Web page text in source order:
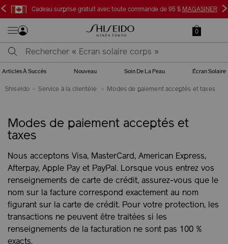
Cadeau surprise gratuit avec toute commande de 95 $ MAGASINER
< >
0
Articles À Succès Nouveau Soin De La Peau Écran Solaire
Shiseido Service à la clientèle Modes de paiement acceptés et taxes
Modes de paiement acceptés et
taxes
Nous acceptons Visa, MasterCard, American Express,
Afterpay, Apple Pay et PayPal. Lorsque vous entrez vos
renseignements de carte de crédit, assurez-vous que le
nom sur la facture correspond exactement au nom
figurant sur la carte de crédit. Pour votre protection, les
transactions ne peuvent être traitées si les
renseignements de la facturation ne sont pas 100 %
exacts.